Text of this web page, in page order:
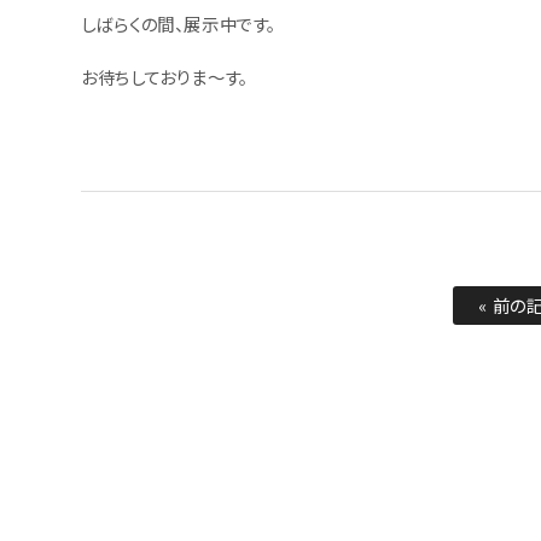
しばらくの間、展示中です。
お待ちしておりま～す。
« 前の